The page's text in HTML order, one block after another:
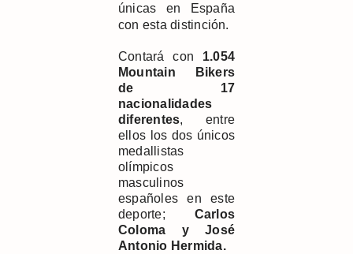
únicas en España
con esta distinción.
Contará con 1.054
Mountain Bikers
de 17
nacionalidades
diferentes, entre
ellos los dos únicos
medallistas
olímpicos
masculinos
españoles en este
deporte; Carlos
Coloma y José
Antonio Hermida.